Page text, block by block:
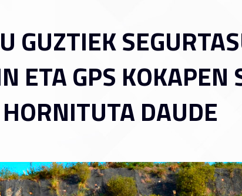
GUZTIEK
ETA GPS
HORNITUTA DAUDE